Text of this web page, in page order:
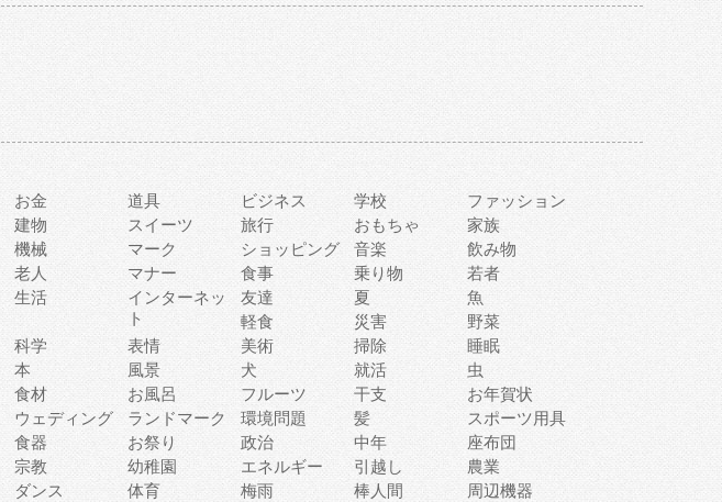
お金 道具 ビジネス 学校
ファッション
建物 スイーツ 旅行 おもちゃ
家族
機械 マーク ショッピング 音楽
飲み物
老人 マナー 食事 乗り物
若者
生活
インターネッ
ト
友達 夏
魚
軽食
災害
野菜
科学 表情 美術 掃除
睡眠
本 風景 犬 就活
虫
食材 お風呂 フルーツ 干支
お年賀状
ウェディング ランドマーク 環境問題 髪
スポーツ用具
食器 お祭り 政治 中年
座布団
宗教 幼稚園 エネルギー 引越し
農業
ダンス 体育 梅雨 棒人間
周辺機器